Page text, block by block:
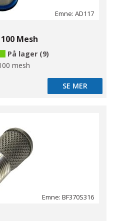
Emne: AD117
Mesh
På lager (9)
mesh
SE MER
SE MER
Emne: BF370S316